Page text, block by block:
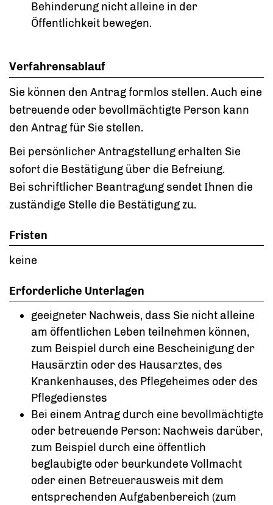
Behinderung nicht alleine in der
Öffentlichkeit bewegen.
Verfahrensablauf
Sie können den Antrag formlos stellen. Auch eine
betreuende oder bevollmächtigte Person kann
den Antrag für Sie stellen.
Bei persönlicher Antragstellung erhalten Sie
sofort die Bestätigung über die Befreiung.
Bei schriftlicher Beantragung sendet Ihnen die
zuständige Stelle die Bestätigung zu.
Fristen
keine
Erforderliche Unterlagen
geeigneter Nachweis, dass Sie nicht alleine
am öffentlichen Leben teilnehmen können,
zum Beispiel durch eine Bescheinigung der
Hausärztin oder des Hausarztes, des
Krankenhauses, des Pflegeheimes oder des
Pflegedienstes
Bei einem Antrag durch eine bevollmächtigte
oder betreuende Person: Nachweis darüber,
zum Beispiel durch eine öffentlich
beglaubigte oder beurkundete Vollmacht
oder einen Betreuerausweis mit dem
entsprechenden Aufgabenbereich (zum